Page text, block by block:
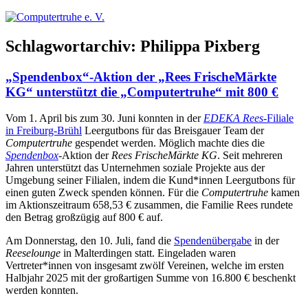
Schlagwortarchiv: Philippa Pixberg
„Spendenbox“-Aktion der „Rees FrischeMärkte
KG“ unterstützt die „Computertruhe“ mit 800 €
Vom 1. April bis zum 30. Juni konnten in der EDEKA Rees-Filiale
in Freiburg-Brühl Leergutbons für das Breisgauer Team der
Computertruhe gespendet werden. Möglich machte dies die
Spendenbox-Aktion der Rees FrischeMärkte KG. Seit mehreren
Jahren unterstützt das Unternehmen soziale Projekte aus der
Umgebung seiner Filialen, indem die Kund*innen Leergutbons für
einen guten Zweck spenden können. Für die Computertruhe kamen
im Aktionszeitraum 658,53 € zusammen, die Familie Rees rundete
den Betrag großzügig auf 800 € auf.
Am Donnerstag, den 10. Juli, fand die Spendenübergabe in der
Reeselounge in Malterdingen statt. Eingeladen waren
Vertreter*innen von insgesamt zwölf Vereinen, welche im ersten
Halbjahr 2025 mit der großartigen Summe von 16.800 € beschenkt
werden konnten.